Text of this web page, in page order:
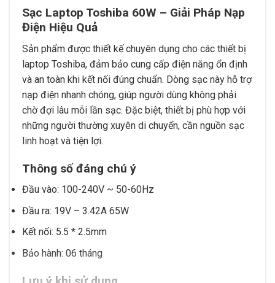
Sạc Laptop Toshiba 60W – Giải Pháp Nạp
Điện Hiệu Quả
Sản phẩm được thiết kế chuyên dụng cho các thiết bị
laptop Toshiba, đảm bảo cung cấp điện năng ổn định
và an toàn khi kết nối đúng chuẩn. Dòng sạc này hỗ trợ
nạp điện nhanh chóng, giúp người dùng không phải
chờ đợi lâu mỗi lần sạc. Đặc biệt, thiết bị phù hợp với
những người thường xuyên di chuyển, cần nguồn sạc
linh hoạt và tiện lợi.
Thông số đáng chú ý
Đầu vào: 100-240V ~ 50-60Hz
Đầu ra: 19V – 3.42A 65W
Kết nối: 5.5 * 2.5mm
Bảo hành: 06 tháng